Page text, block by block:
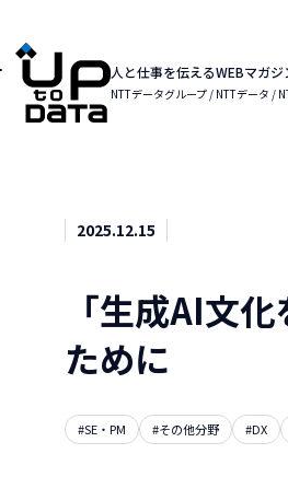
人と仕事を伝えるWEBマガジ
NTTデータグループ / NTTデータ /
Menu
2025.12.15
「生成AI文
ために
#SE・PM #その他分野 #DX
Xでシェア